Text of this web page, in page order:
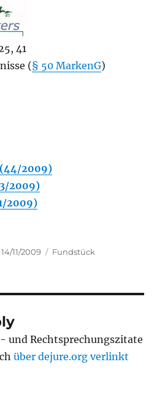
41
(§ 50 MarkenG)
2009)
2009)
2009)
Posted
14/11/2009 Categories
Fundstück
und Rechtsprechungszitate
über dejure.org verlinkt